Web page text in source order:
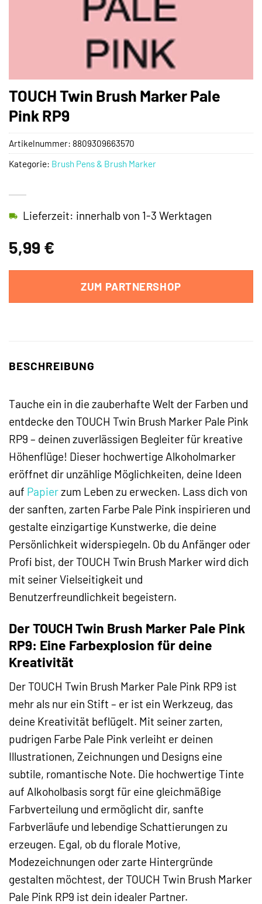
TOUCH Twin Brush Marker Pale
Pink RP9
5,99 €
Lieferzeit: innerhalb von 1-3 Werktagen
ZUM PARTNERSHOP
Artikelnummer: 8809309663570
Kategorie: Brush Pens & Brush Marker
BESCHREIBUNG
Tauche ein in die zauberhafte Welt der Farben und
entdecke den TOUCH Twin Brush Marker Pale Pink
RP9 – deinen zuverlässigen Begleiter für kreative
Höhenflüge! Dieser hochwertige Alkoholmarker
eröffnet dir unzählige Möglichkeiten, deine Ideen
auf Papierzum Leben zu erwecken. Lass dich von
der sanften, zarten Farbe Pale Pink inspirieren und
gestalte einzigartige Kunstwerke, die deine
Persönlichkeit widerspiegeln. Ob du Anfänger oder
Profi bist, der TOUCH Twin Brush Marker wird dich
mit seiner Vielseitigkeit und
Benutzerfreundlichkeit begeistern.
Der TOUCH Twin Brush Marker Pale Pink
RP9: Eine Farbexplosion für deine
Kreativität
Der TOUCH Twin Brush Marker Pale Pink RP9 ist
mehr als nur ein Stift – er ist ein Werkzeug, das
deine Kreativität beflügelt. Mit seiner zarten,
pudrigen Farbe Pale Pink verleiht er deinen
Illustrationen, Zeichnungen und Designs eine
subtile, romantische Note. Die hochwertige Tinte
auf Alkoholbasis sorgt für eine gleichmäßige
Farbverteilung und ermöglicht dir, sanfte
Farbverläufe und lebendige Schattierungen zu
erzeugen. Egal, ob du florale Motive,
Modezeichnungen oder zarte Hintergründe
gestalten möchtest, der TOUCH Twin Brush Marker
Pale Pink RP9 ist dein idealer Partner.